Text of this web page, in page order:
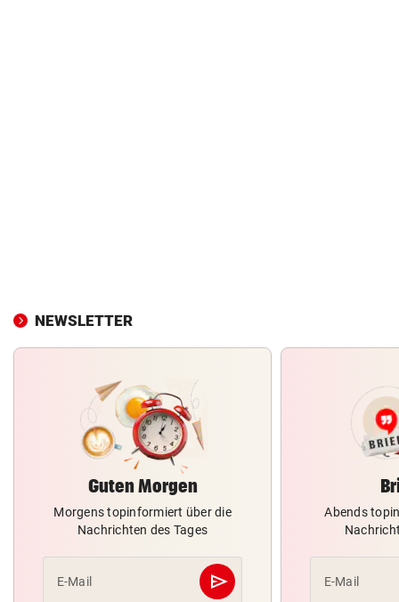
NEWSLETTER
Guten Morgen
Morgens topinformiert über die
Nachrichten des Tages
E-Mail send
Abschicken
Abends
E-Mail